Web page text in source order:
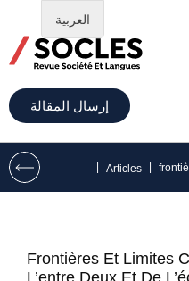
إرسال المقالة
Articles
Frontières Et Limites
L’entre Deux Et De
العربية